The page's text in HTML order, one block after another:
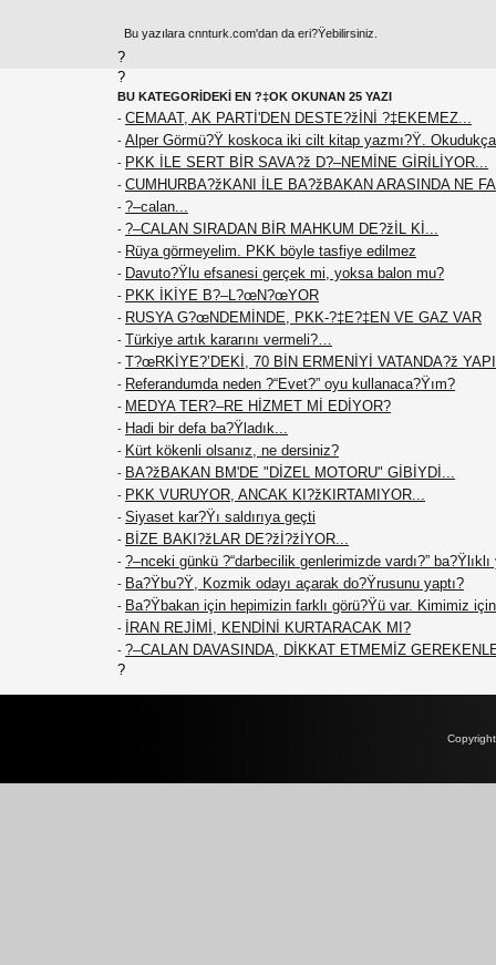
Bu yazılara cnnturk.com'dan da eri?Ÿebilirsiniz.
?
?
BU KATEGORİDEKİ EN ?‡OK OKUNAN 25 YAZI
- CEMAAT, AK PARTİ'DEN DESTE?žİNİ ?‡EKEMEZ...
- Alper Görmü?Ÿ koskoca iki cilt kitap yazmı?Ÿ.
- PKK İLE SERT BİR SAVA?ž D?–NEMİNE GİRİLİYOR...
- CUMHURBA?žKANI İLE BA?žBAKAN ARASINDA NE
- ?–calan...
- ?–CALAN SIRADAN BİR MAHKUM DE?žİL Kİ...
- Rüya görmeyelim. PKK böyle tasfiye edilmez
- Davuto?Ÿlu efsanesi gerçek mi, yoksa balon mu?
- PKK İKİYE B?–L?œN?œYOR
- RUSYA G?œNDEMİNDE, PKK-?‡E?‡EN VE GAZ VAR
- Türkiye artık kararını vermeli?…
- T?œRKİYE?’DEKİ, 70 BİN ERMENİYİ VATANDA?ž
- Referandumda neden ?“Evet?” oyu kullanaca?Ÿım?
- MEDYA TER?–RE HİZMET Mİ EDİYOR?
- Hadi bir defa ba?Ÿladık...
- Kürt kökenli olsanız, ne dersiniz?
- BA?žBAKAN BM'DE "DİZEL MOTORU" GİBİYDİ...
- PKK VURUYOR, ANCAK KI?žKIRTAMIYOR...
- Siyaset kar?Ÿı saldırıya geçti
- BİZE BAKI?žLAR DE?žİ?žİYOR...
- ?–nceki günkü ?“darbecilik genlerimizde vardı?”
- Ba?Ÿbu?Ÿ, Kozmik odayı açarak do?Ÿrusunu yaptı?
- Ba?Ÿbakan için hepimizin farklı görü?Ÿü var. Kimimiz
- İRAN REJİMİ, KENDİNİ KURTARACAK MI?
- ?–CALAN DAVASINDA, DİKKAT ETMEMİZ
?